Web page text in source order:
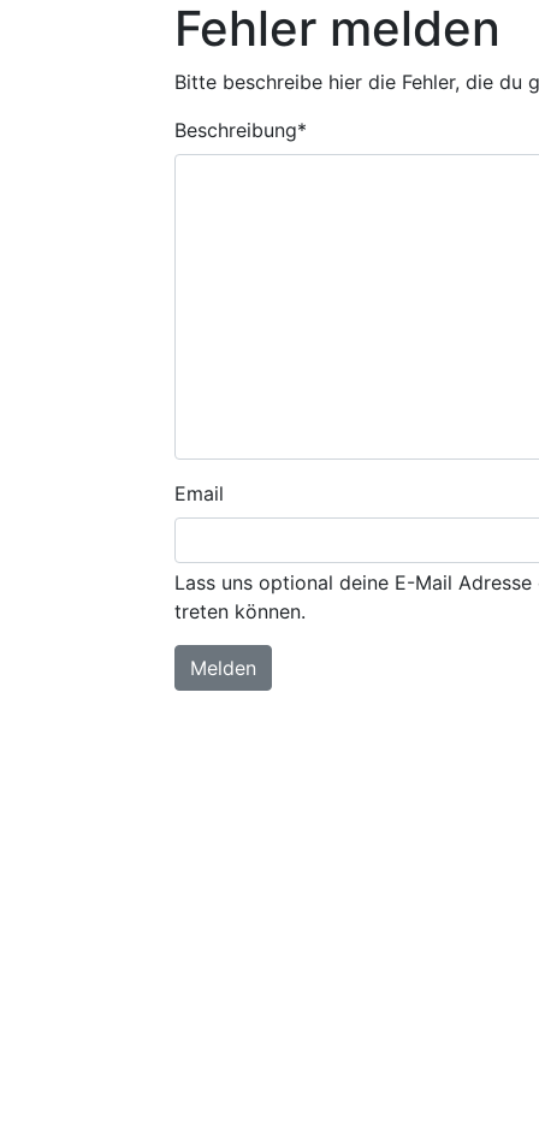
Fehler melden
Bitte beschreibe hier die Fehler, die du
Beschreibung*
Email
Lass uns optional deine E-Mail
treten können.
Melden